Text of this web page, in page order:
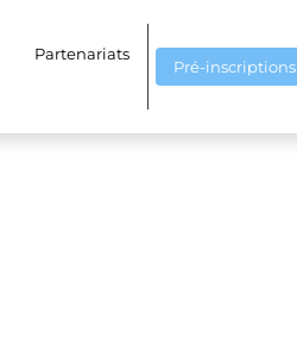
Partenariats
Pré-inscriptions